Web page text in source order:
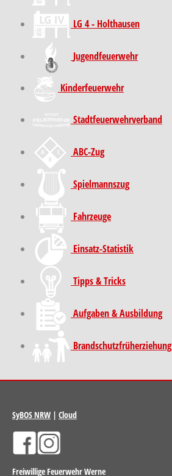
LG 4 - Holthausen
Jugendfeuerwehr
Kinder­feuer­wehr
Stadt­feuer­wehr­verband
ABC-Zug
Spielmannszug
Fahrzeuge
Einsatz-Statistik
Tipps & Tricks
Aufgaben & Ausbildung
Brand­schutz­früh­erziehung
SyBOS NRW | Cloud
Freiwillige Feuerwehr Werne